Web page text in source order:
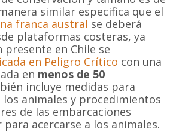
similar especifica que el
franca austral se deberá
plataformas costeras, ya
en Chile se
en Peligro Crítico con una
en menos de 50
incluye medidas para
los animales y procedimientos
de las embarcaciones
acercarse a los animales.